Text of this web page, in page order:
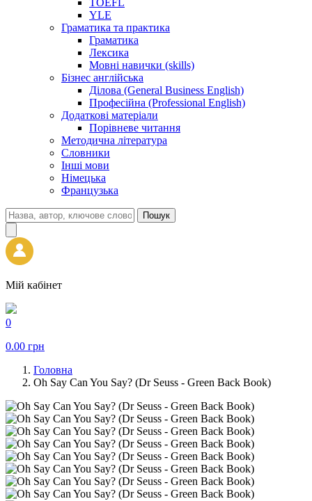
TOEFL
YLE
Граматика та практика
Граматика
Лексика
Мовні навички (skills)
Бізнес англійська
Ділова (General Business English)
Професійна (Professional English)
Додаткові матеріали
Порівневе читання
Методична література
Словники
Інші мови
Німецька
Французька
Пошук
Мій кабінет
0
0.00 грн
Головна
Oh Say Can You Say? (Dr Seuss - Green Back Book)